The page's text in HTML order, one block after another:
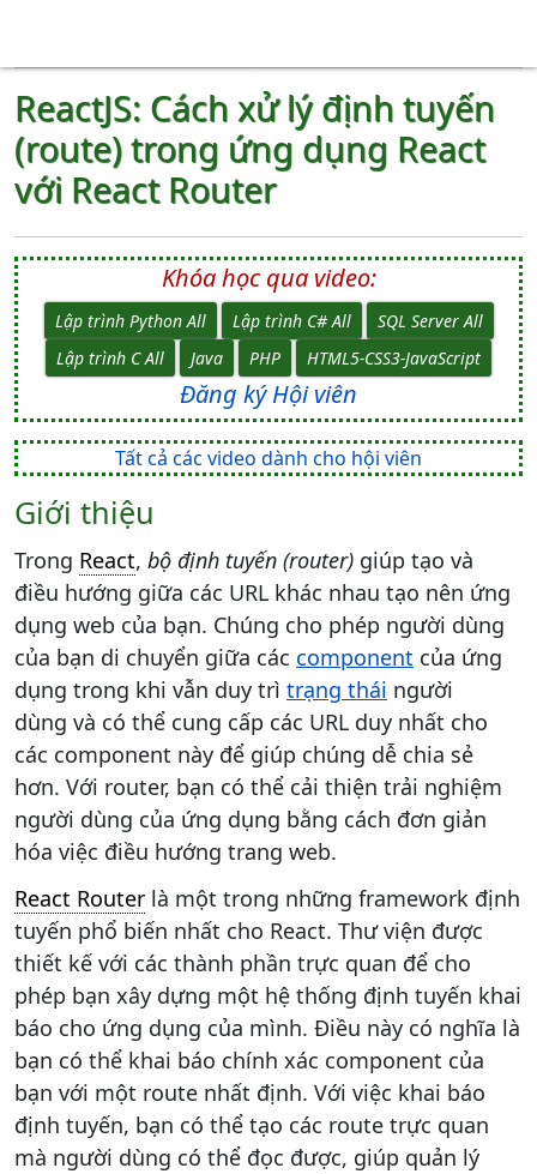
ReactJS: Cách xử lý định tuyến
(route) trong ứng dụng React
với React Router
Khóa học qua video:
Lập trình Python All Lập trình C# All
SQL Server All
Lập trình C All
Java PHP HTML5-CSS3-JavaScript
Đăng ký Hội viên
Tất cả các video dành cho hội viên
Giới thiệu
Trong React, bộ định tuyến (router) giúp tạo và
điều hướng giữa các URL khác nhau tạo nên ứng
dụng web của bạn. Chúng cho phép người dùng
của bạn di chuyển giữa các component của ứng
dụng trong khi vẫn duy trì trạng thái người
dùng và có thể cung cấp các URL duy nhất cho
các component này để giúp chúng dễ chia sẻ
hơn. Với router, bạn có thể cải thiện trải nghiệm
người dùng của ứng dụng bằng cách đơn giản
hóa việc điều hướng trang web.
React Router là một trong những framework định
tuyến phổ biến nhất cho React. Thư viện được
thiết kế với các thành phần trực quan để cho
phép bạn xây dựng một hệ thống định tuyến khai
báo cho ứng dụng của mình. Điều này có nghĩa là
bạn có thể khai báo chính xác component của
bạn với một route nhất định. Với việc khai báo
định tuyến, bạn có thể tạo các route trực quan
mà người dùng có thể đọc được, giúp quản lý